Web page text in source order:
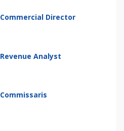
Commercial Director
Revenue Analyst
Commissaris